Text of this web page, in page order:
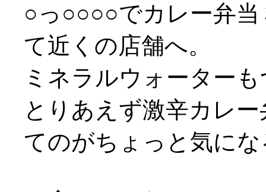
○っ○○○○でカレー弁
て近くの店舗へ。
ミネラルウォーター
とりあえず激辛カレ
てのがちょっと気に